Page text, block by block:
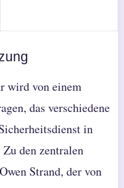
wird von einem
das verschiedene
in
den zentralen
Strand, der von